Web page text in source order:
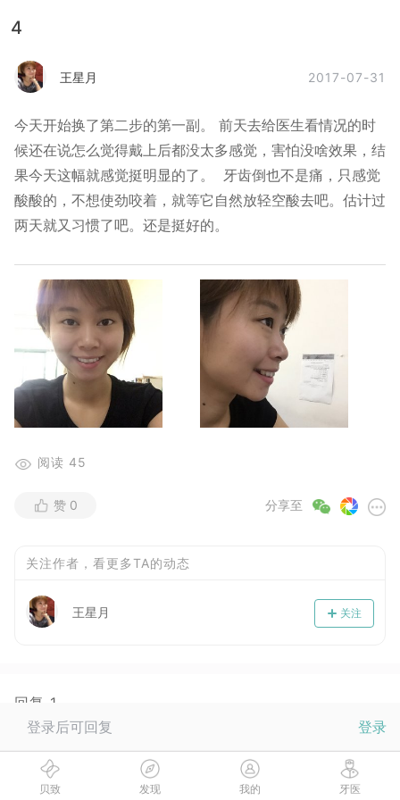
4
王星月 2017-07-31
今天开始换了第二步的第一副。 前天去给医生看情况的时
候还在说怎么觉得戴上后都没太多感觉，害怕没啥效果，结
果今天这幅就感觉挺明显的了。 牙齿倒也不是痛，只感觉
酸酸的，不想使劲咬着，就等它自然放轻空酸去吧。估计过
两天就又习惯了吧。还是挺好的。
阅读 45
分享至
赞 0
关注作者，看更多TA的动态
关注
王星月
回复 1
说的没错哦，每佩戴一副新牙套在一定程度上会有酸痛感，
登录后可回复 登录
贝致 发现 我的 牙医